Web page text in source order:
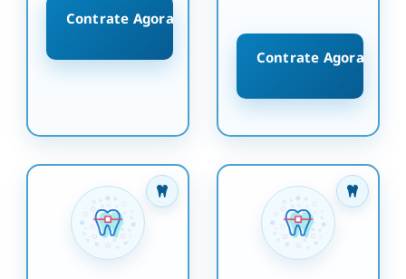
Contrate Agora
Contrate Agora